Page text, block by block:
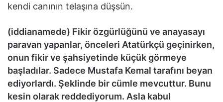
kendi canının telaşına düşsün.
(iddianamede) Fikir özgürlüğünü ve anayasayı
paravan yapanlar, önceleri Atatürkçü geçinirken,
onun fikir ve şahsiyetinde küçük görmeye
başladılar. Sadece Mustafa Kemal tarafını beyan
ediyorlardı. Şeklinde bir cümle mevcuttur. Bunu
kesin olarak reddediyorum. Asla kabul